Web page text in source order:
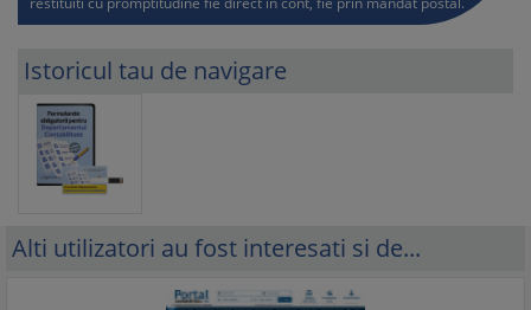
Istoricul tau de navigare
Alti utilizatori au fost interesati si de...